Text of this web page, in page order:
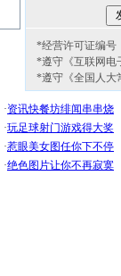
*经营许可证编号
*遵守《互联网电
*遵守《全国人大